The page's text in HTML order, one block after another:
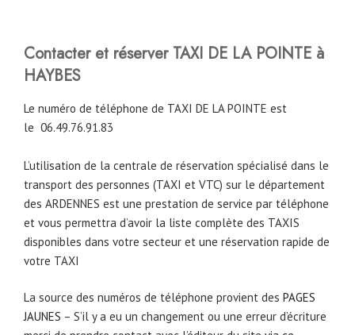
Contacter et réserver TAXI DE LA POINTE à
HAYBES
Le numéro de téléphone de TAXI DE LA POINTE est
le 06.49.76.91.83
L’utilisation de la centrale de réservation spécialisé dans le
transport des personnes (TAXI et VTC) sur le département
des ARDENNES est une prestation de service par téléphone
et vous permettra d’avoir la liste complète des TAXIS
disponibles dans votre secteur et une réservation rapide de
votre TAXI
La source des numéros de téléphone provient des PAGES
JAUNES – S’il y a eu un changement ou une erreur d’écriture